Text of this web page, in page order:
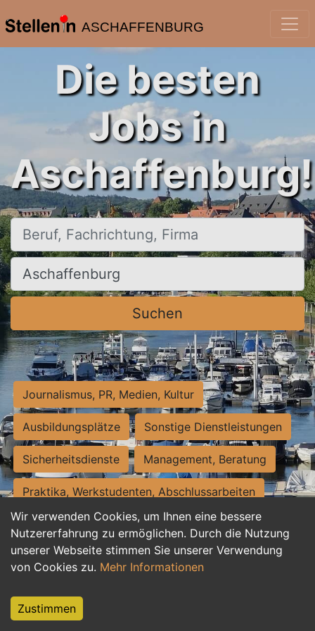
ASCHAFFENBURG
Wir verwenden Cookies, um Ihnen eine bessere
Nutzererfahrung zu ermöglichen. Durch die Nutzung
unserer Webseite stimmen Sie unserer Verwendung
von Cookies zu. Mehr Informationen
Zustimmen
Die besten
Jobs in
Aschaffenburg!
Beruf, Fachrichtung, Firma
Ort, Stadt
Suchen
Journalismus, PR, Medien, Kultur
Ausbildungsplätze Sonstige Dienstleistungen
Sicherheitsdienste Management, Beratung
Praktika, Werkstudenten, Abschlussarbeiten
Personalwesen Assistenz, Sekretariat
Hilfskräfte, Aushilfs- und Nebenjobs
Weiterbildung, Studium, duale Ausbildung